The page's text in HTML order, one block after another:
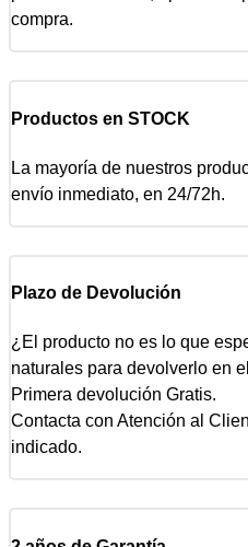
compra.
Productos en STOCK
La mayoría de nuestros
envío inmediato, en 24/72h.
Plazo de Devolución
¿El producto no es lo que
naturales para devolverlo en
Primera devolución Gratis.
Contacta con Atención al
indicado.